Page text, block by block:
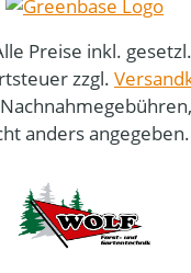
Preise inkl. gesetzl.
zzgl.
anders angegeben.